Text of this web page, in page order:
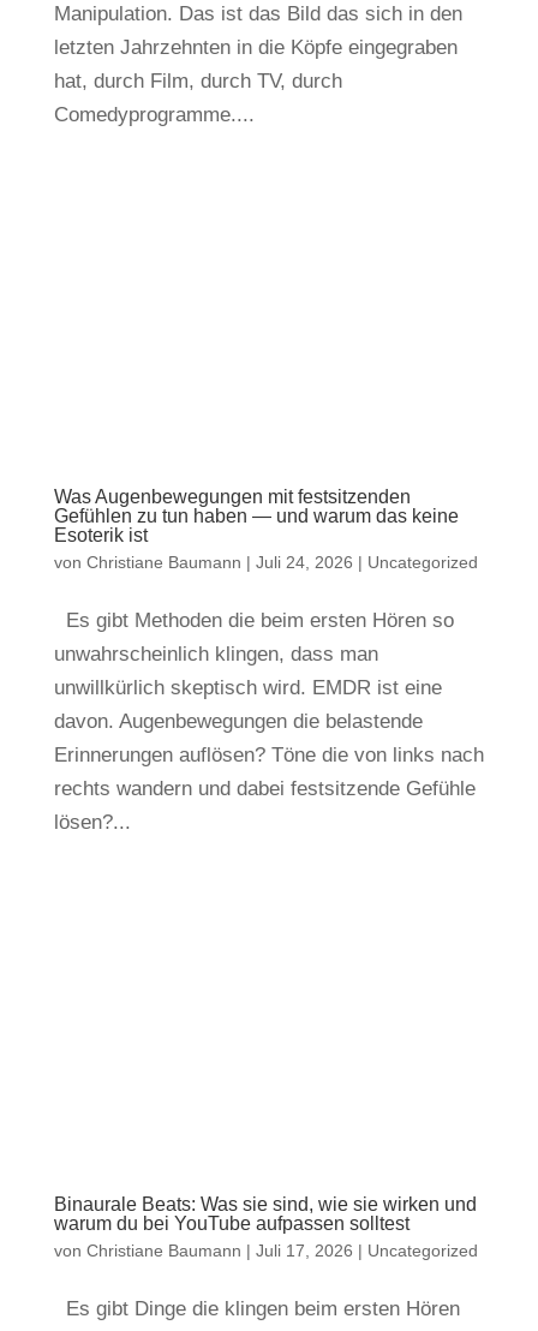
Manipulation. Das ist das Bild das sich in den
letzten Jahrzehnten in die Köpfe eingegraben
hat, durch Film, durch TV, durch
Comedyprogramme....
Was Augenbewegungen mit festsitzenden
Gefühlen zu tun haben — und warum das keine
Esoterik ist
von Christiane Baumann | Juli 24, 2026 | Uncategorized
Es gibt Methoden die beim ersten Hören so
unwahrscheinlich klingen, dass man
unwillkürlich skeptisch wird. EMDR ist eine
davon. Augenbewegungen die belastende
Erinnerungen auflösen? Töne die von links nach
rechts wandern und dabei festsitzende Gefühle
lösen?...
Binaurale Beats: Was sie sind, wie sie wirken und
warum du bei YouTube aufpassen solltest
von Christiane Baumann | Juli 17, 2026 | Uncategorized
Es gibt Dinge die klingen beim ersten Hören